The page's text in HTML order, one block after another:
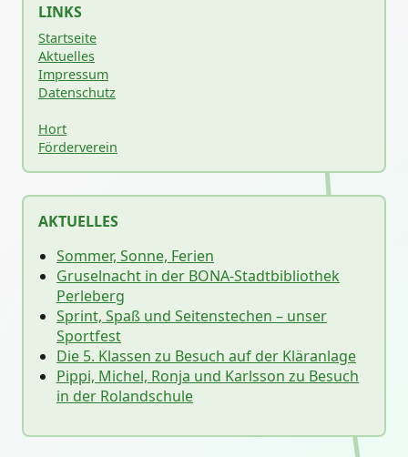
LINKS
Startseite
Aktuelles
Impressum
Datenschutz
Hort
Förderverein
AKTUELLES
Sommer, Sonne, Ferien
Gruselnacht in der BONA-Stadtbibliothek
Perleberg
Sprint, Spaß und Seitenstechen – unser
Sportfest
Die 5. Klassen zu Besuch auf der Kläranlage
Pippi, Michel, Ronja und Karlsson zu Besuch
in der Rolandschule